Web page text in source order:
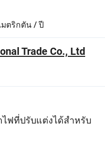
มตริกตัน / ปี
Trade Co., Ltd
ฟที่ปรับแต่งได้สำหรับ